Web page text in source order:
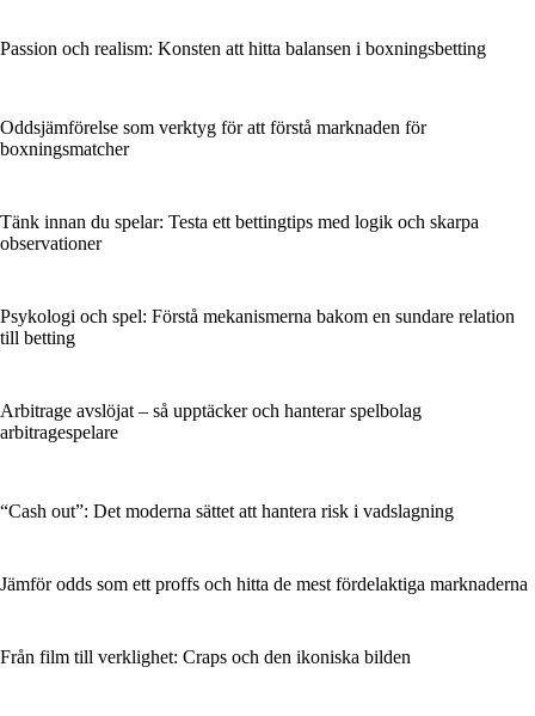
Passion och realism: Konsten att hitta balansen i boxningsbetting
Oddsjämförelse som verktyg för att förstå marknaden för
boxningsmatcher
Tänk innan du spelar: Testa ett bettingtips med logik och skarpa
observationer
Psykologi och spel: Förstå mekanismerna bakom en sundare relation
till betting
Arbitrage avslöjat – så upptäcker och hanterar spelbolag
arbitragespelare
“Cash out”: Det moderna sättet att hantera risk i vadslagning
Jämför odds som ett proffs och hitta de mest fördelaktiga marknaderna
Från film till verklighet: Craps och den ikoniska bilden